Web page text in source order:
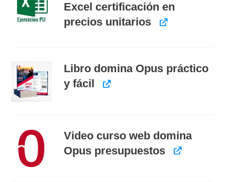
Excel certificación en
precios unitarios
Libro domina Opus práctico
y fácil
Video curso web domina
Opus presupuestos